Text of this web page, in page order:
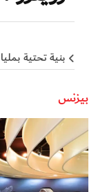
بنية تحتية
بيزنس